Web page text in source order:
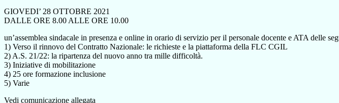
GIOVEDI’ 28 OTTOBRE 2021
DALLE ORE 8.00 ALLE ORE 10.00
un’assemblea sindacale in presenza e online in orario di servizio per il personale docente e ATA
1) Verso il rinnovo del Contratto Nazionale: le richieste e la piattaforma della FLC CGIL
2) A.S. 21/22: la ripartenza del nuovo anno tra mille difficoltà.
3) Iniziative di mobilitazione
4) 25 ore formazione inclusione
5) Varie
Vedi comunicazione allegata